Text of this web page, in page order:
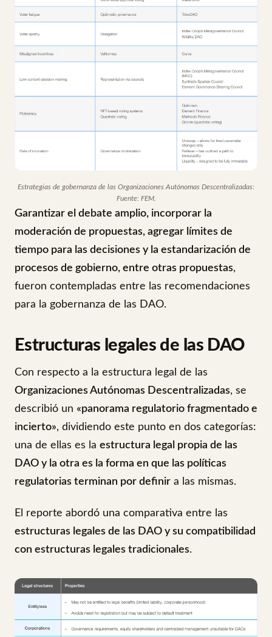
Estrategias de gobernanza de las Organizaciones Autónomas Descentralizadas:
Fuente: FEM.
Garantizar el debate amplio, incorporar la
moderación de propuestas, agregar límites de
tiempo para las decisiones y la estandarización de
procesos de gobierno, entre otras propuestas,
fueron contempladas entre las recomendaciones
para la gobernanza de las DAO.
Estructuras legales de las DAO
Con respecto a la estructura legal de las
Organizaciones Autónomas Descentralizadas, se
describió un «panorama regulatorio fragmentado e
incierto», dividiendo este punto en dos categorías:
una de ellas es la estructura legal propia de las
DAO y la otra es la forma en que las políticas
regulatorias terminan por definir a las mismas.
El reporte abordó una comparativa entre las
estructuras legales de las DAO y su compatibilidad
con estructuras legales tradicionales.